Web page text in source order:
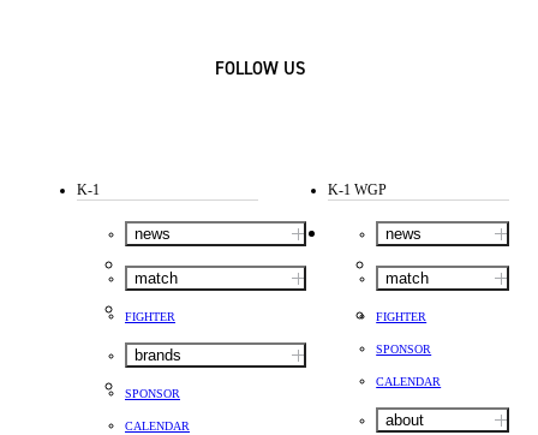
FOLLOW US
K-1
news
match
FIGHTER
brands
SPONSOR
CALENDAR
K-1 WGP
news
match
FIGHTER
SPONSOR
CALENDAR
about